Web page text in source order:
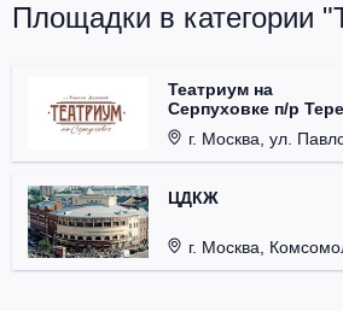
Площадки в категории
Театриум на
Серпуховке п/р
Дуровой
г. Москва, ул. Павловская, д.
ЦДКЖ
г. Москва, Комсомольская пл., д.